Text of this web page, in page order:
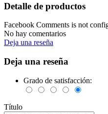
Detalle de productos
Facebook Comments is not
No hay comentarios
Deja una reseña
Deja una reseña
Grado de satisfacción:
Título